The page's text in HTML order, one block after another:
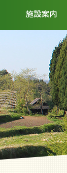
施設案内